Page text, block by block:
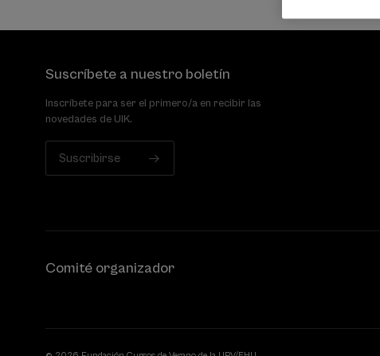
Suscríbete a nuestro boletín
Inscríbete para ser el primero/a en recibir las
novedades de UIK.
Suscribirse
Comité organizador